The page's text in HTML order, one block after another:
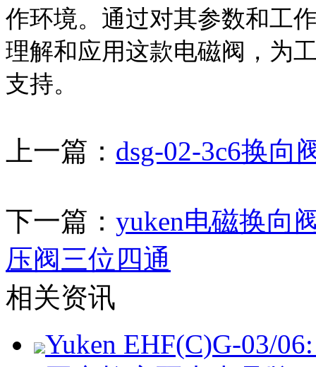
作环境。通过对其参数和工
理解和应用这款电磁阀，为
支持。
上一篇： dsg-02-3c6换向
下一篇： yuken电磁换向
压阀三位四通
相关资讯
Yuken EHF(C)G-03/